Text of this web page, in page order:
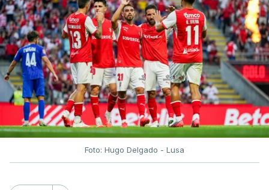
Foto: Hugo Delgado - Lusa